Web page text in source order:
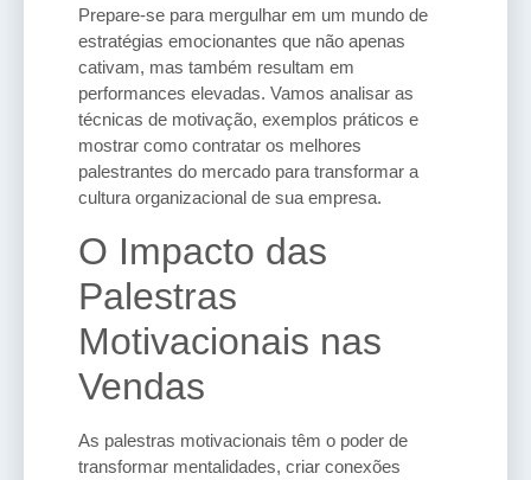
Prepare-se para mergulhar em um mundo de
estratégias emocionantes que não apenas
cativam, mas também resultam em
performances elevadas. Vamos analisar as
técnicas de motivação, exemplos práticos e
mostrar como contratar os melhores
palestrantes do mercado para transformar a
cultura organizacional de sua empresa.
O Impacto das
Palestras
Motivacionais nas
Vendas
As palestras motivacionais têm o poder de
transformar mentalidades, criar conexões